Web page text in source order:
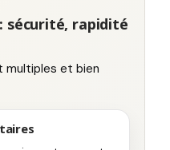
sécurité, rapidité
multiples et bien